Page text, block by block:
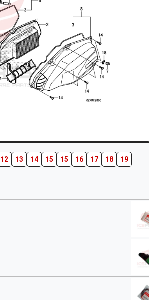
12 13 14 15 15 16 17 18 19